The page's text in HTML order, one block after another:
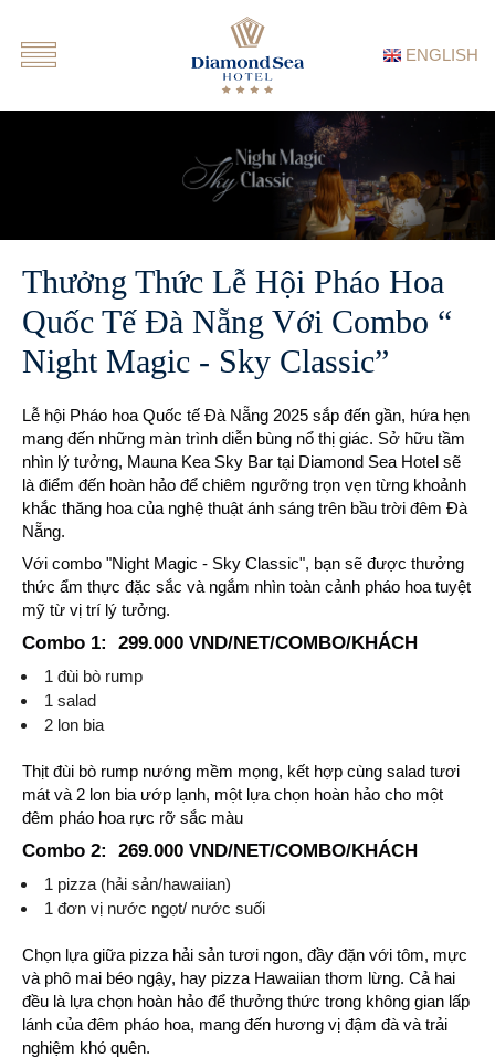
ENGLISH
Thưởng Thức Lễ Hội Pháo Hoa
Quốc Tế Đà Nẵng Với Combo “
Night Magic - Sky Classic”
Lễ hội Pháo hoa Quốc tế Đà Nẵng 2025 sắp đến gần, hứa hẹn
mang đến những màn trình diễn bùng nổ thị giác. Sở hữu tầm
nhìn lý tưởng, Mauna Kea Sky Bar tại Diamond Sea Hotel sẽ
là điểm đến hoàn hảo để chiêm ngưỡng trọn vẹn từng khoảnh
khắc thăng hoa của nghệ thuật ánh sáng trên bầu trời đêm Đà
Nẵng.
Với combo "Night Magic - Sky Classic", bạn sẽ được thưởng
thức ẩm thực đặc sắc và ngắm nhìn toàn cảnh pháo hoa tuyệt
mỹ từ vị trí lý tưởng.
Combo 1: 299.000 VND/NET/COMBO/KHÁCH
1 đùi bò rump
1 salad
2 lon bia
Thịt đùi bò rump nướng mềm mọng, kết hợp cùng salad tươi
mát và 2 lon bia ướp lạnh, một lựa chọn hoàn hảo cho một
đêm pháo hoa rực rỡ sắc màu
Combo 2: 269.000 VND/NET/COMBO/KHÁCH
1 pizza (hải sản/hawaiian)
1 đơn vị nước ngọt/ nước suối
Chọn lựa giữa pizza hải sản tươi ngon, đầy đặn với tôm, mực
và phô mai béo ngậy, hay pizza Hawaiian thơm lừng. Cả hai
đều là lựa chọn hoàn hảo để thưởng thức trong không gian lấp
lánh của đêm pháo hoa, mang đến hương vị đậm đà và trải
nghiệm khó quên.